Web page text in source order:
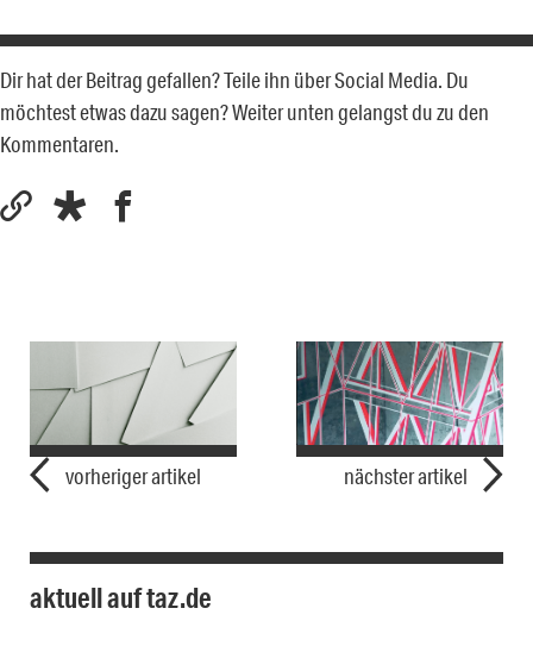
Dir hat der Beitrag gefallen? Teile ihn über Social Media. Du
möchtest etwas dazu sagen? Weiter unten gelangst du zu den
Kommentaren.
vorheriger artikel nächster artikel
aktuell auf taz.de